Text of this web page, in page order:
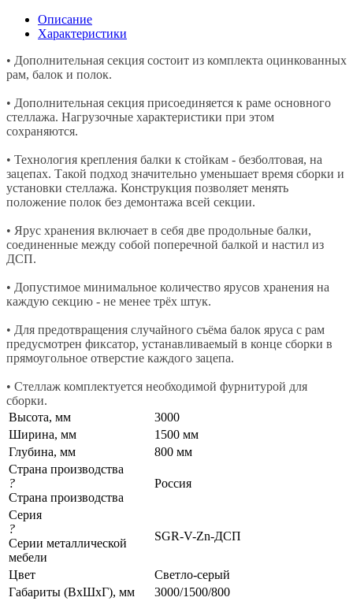
Описание
Характеристики
• Дополнительная секция состоит из комплекта оцинкованных
рам, балок и полок.
• Дополнительная секция присоединяется к раме основного
стеллажа. Нагрузочные характеристики при этом
сохраняются.
• Технология крепления балки к стойкам - безболтовая, на
зацепах. Такой подход значительно уменьшает время сборки и
установки стеллажа. Конструкция позволяет менять
положение полок без демонтажа всей секции.
• Ярус хранения включает в себя две продольные балки,
соединенные между собой поперечной балкой и настил из
ДСП.
• Допустимое минимальное количество ярусов хранения на
каждую секцию - не менее трёх штук.
• Для предотвращения случайного съёма балок яруса с рам
предусмотрен фиксатор, устанавливаемый в конце сборки в
прямоугольное отверстие каждого зацепа.
• Стеллаж комплектуется необходимой фурнитурой для
сборки.
Высота, мм
3000
Ширина, мм
1500 мм
Глубина, мм
800 мм
Страна производства
?
Страна производства
Россия
Серия
?
Серии металлической
мебели
SGR-V-Zn-ДСП
Цвет
Светло-серый
Габариты (ВхШхГ), мм
3000/1500/800